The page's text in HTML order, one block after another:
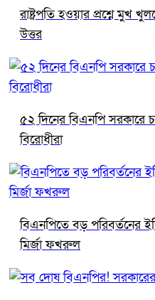
রাষ্ট্রপতি হওয়ার প্রশ্নে মুখ
উত্তর
৫২ দিনের বিএনপি সরকারে
বিরোধীরা
বিএনপিতে বড় পরিবর্তনের
মির্জা ফখরুল